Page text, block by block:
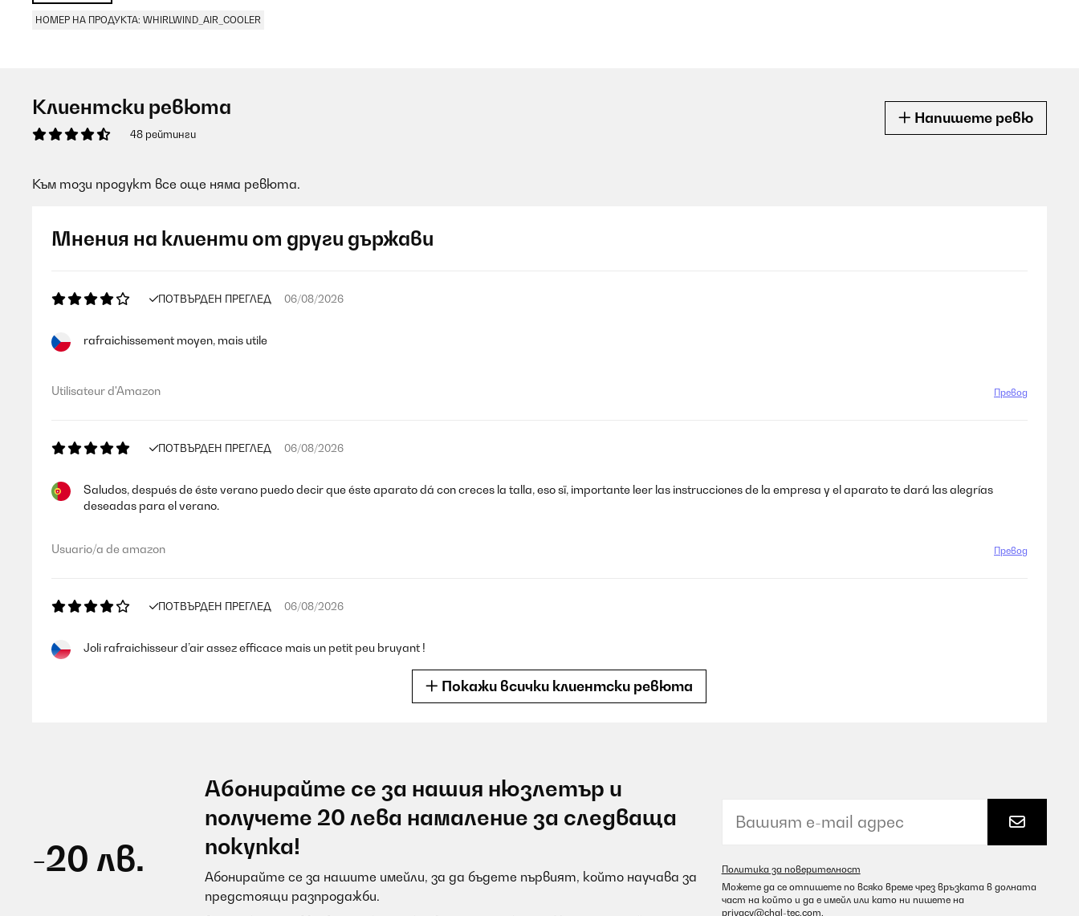
НОМЕР НА ПРОДУКТА: WHIRLWIND_AIR_COOLER
Клиентски ревюта
48 рейтинги
Напишете ревю
Към този продукт все още няма ревюта.
Мнения на клиенти от други държави
ПОТВЪРДЕН ПРЕГЛЕД 06/08/2026
rafraichissement moyen, mais utile
Utilisateur d'Amazon Превод
ПОТВЪРДЕН ПРЕГЛЕД 06/08/2026
Saludos, después de éste verano puedo decir que éste aparato dá con creces la talla, eso sï, importante leer las instrucciones de la empresa y el aparato te dará las alegrías
deseadas para el verano.
Usuario/a de amazon Превод
ПОТВЪРДЕН ПРЕГЛЕД 06/08/2026
Joli rafraichisseur d’air assez efficace mais un petit peu bruyant !
Vraiment bien comme rafraichisseur. En mode ventilateur déjà top car très puissant. En mode rafraîchisseur encore mieux. Eau froide+bac glacé+glaçons, ça marche !
Utilisateur d'Amazon Превод
ПОТВЪРДЕН ПРЕГЛЕД 06/08/2026
Покажи всички клиентски ревюта
-20 лв.
Абонирайте се за нашия нюзлетър и
получете 20 лева намаление за следваща
покупка!
Абонирайте се за нашите имейли, за да бъдете първият, който научава за
предстоящи разпродажби.
Политика за поверителност
Можете да се отпишете по всяко време чрез връзката в долната
част на който и да е имейл или като ни пишете на
privacy@chal-tec.com